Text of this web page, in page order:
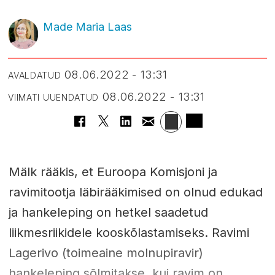
Made Maria Laas
AVALDATUD 08.06.2022 - 13:31
VIIMATI UUENDATUD 08.06.2022 - 13:31
Mälk rääkis, et Euroopa Komisjoni ja
ravimitootja läbirääkimised on olnud edukad
ja hankeleping on hetkel saadetud
liikmesriikidele kooskõlastamiseks. Ravimi
Lagerivo (toimeaine molnupiravir)